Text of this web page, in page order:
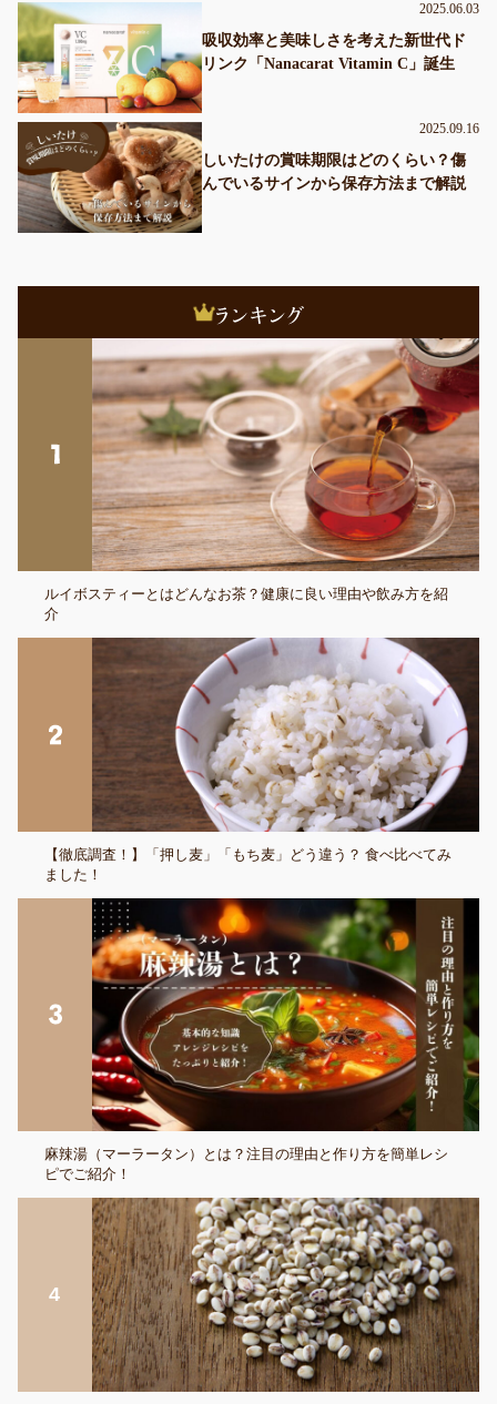
2025.06.03
吸収効率と美味しさを考えた新世代ド
リンク「Nanacarat Vitamin C」誕生
2025.09.16
しいたけの賞味期限はどのくらい？傷
んでいるサインから保存方法まで解説
ルイボスティーとはどんなお茶？健康に良い理由や飲み方を紹
介
【徹底調査！】「押し麦」「もち麦」どう違う？ 食べ比べてみ
ました！
麻辣湯（マーラータン）とは？注目の理由と作り方を簡単レシ
ピでご紹介！